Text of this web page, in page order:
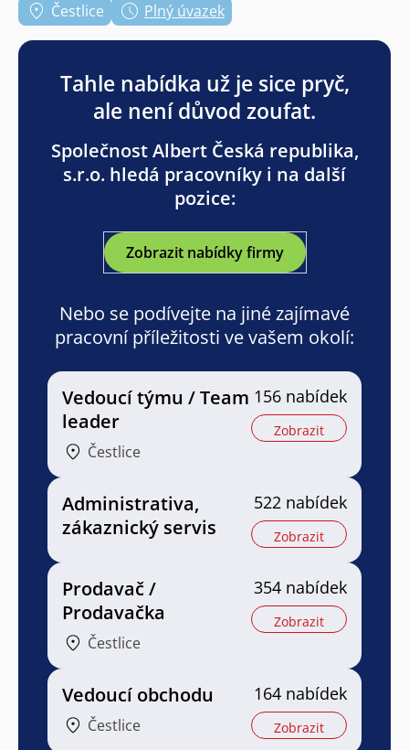
Čestlice Plný úvazek
Tahle nabídka už je sice pryč,
ale není důvod zoufat.
Společnost Albert Česká republika,
s.r.o. hledá pracovníky i na další
pozice:
Zobrazit nabídky firmy
Nebo se podívejte na jiné zajímavé
pracovní příležitosti ve vašem okolí:
Vedoucí týmu / Team
leader
Čestlice
156 nabídek
Zobrazit
Administrativa,
zákaznický servis
522 nabídek
Zobrazit
Prodavač /
Prodavačka
Čestlice
354 nabídek
Zobrazit
Vedoucí obchodu
Čestlice
164 nabídek
Zobrazit